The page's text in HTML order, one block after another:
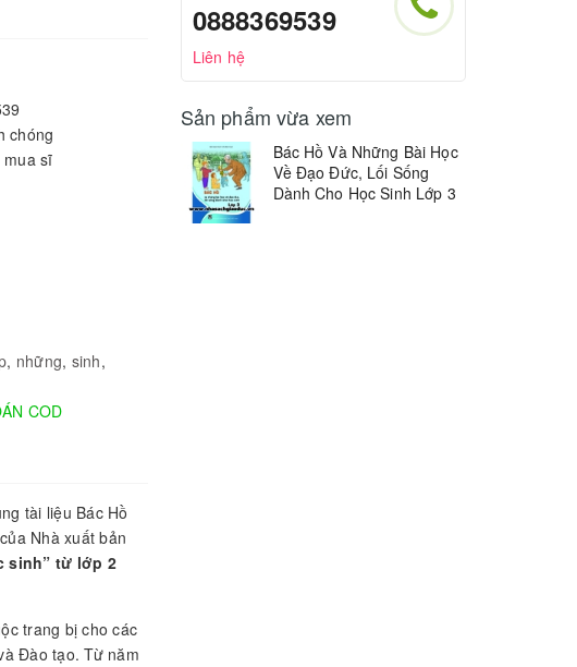
chóng
sĩ
, những, sinh,
COD
tài liệu Bác Hồ
Nhà xuất bản
sinh” từ lớp 2
trang bị cho các
Đào tạo. Từ năm
0888369539
Liên hệ
Sản phẩm vừa xem
Bác Hồ Và Những Bài Học
Về Đạo Đức, Lối Sống
Dành Cho Học Sinh Lớp 3